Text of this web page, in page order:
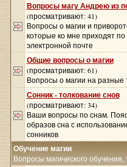
Вопросы магу Андрею из
(просматривают: 41)
Вопросы о магии и
которые ко мне приходят по
электронной почте
Общие вопросы о магии
(просматривают: 61)
Вопросы о магии на разные
Сонник - толкование снов
(просматривают: 34)
Ваши вопросы по снам.
образов сна с
сонников
Обучение магии
Вопросы магического